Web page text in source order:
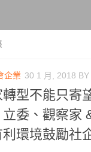
企業 30 1 月, 2018 BY
轉型不能只寄
委、觀察家
環境鼓勵社